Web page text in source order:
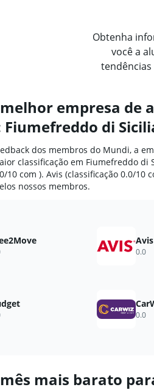
2 agências
keddy by Europcar
1 agência
Obtenha
você a
empresa de
di
dos membros do Mundi, a
classificação em Fiumefreddo di
10 com ). Avis (classificação 0.0/10
nossos membros.
Avis
0.0
0.0
mais barato